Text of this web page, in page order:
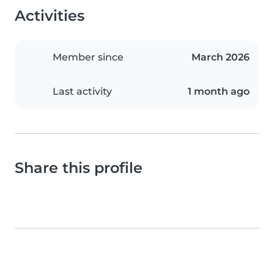
Activities
Member since March 2026
Last activity 1 month ago
Share this profile